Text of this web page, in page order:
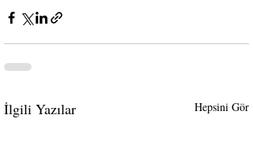
İlgili Yazılar Hepsini Gör